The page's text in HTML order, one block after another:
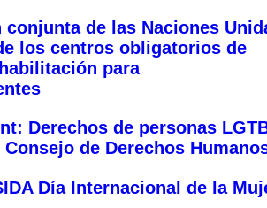
conjunta de las Naciones
los centros obligatorios de
para
Derechos de personas
de Derechos
Día Internacional de la